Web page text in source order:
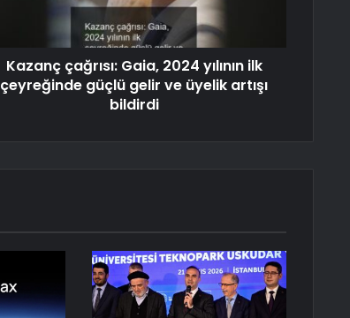
Kazanç çağrısı: Gaia, 2024 yılının ilk
çeyreğinde güçlü gelir ve üyelik artışı
bildirdi